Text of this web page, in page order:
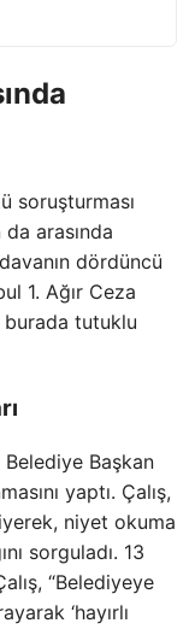
soruşturması
arasında
dördüncü
1. Ağır Ceza
burada tutuklu
Başkan
yaptı. Çalış,
niyet okuma
sorguladı. 13
“Belediyeye
‘hayırlı